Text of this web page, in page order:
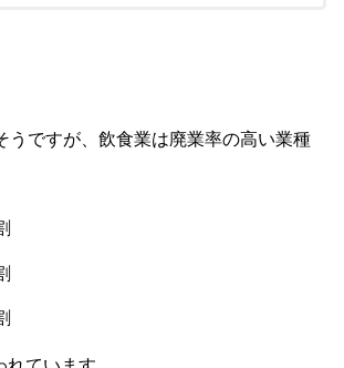
うですが、飲食業は廃業率の高い業種